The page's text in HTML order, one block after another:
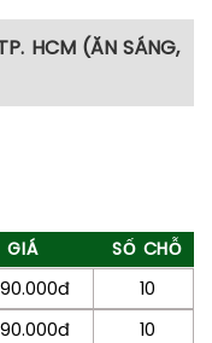
HCM (ĂN SÁNG,
bữa sáng và
mai.
GIÁ
SỐ CHỖ
10
10